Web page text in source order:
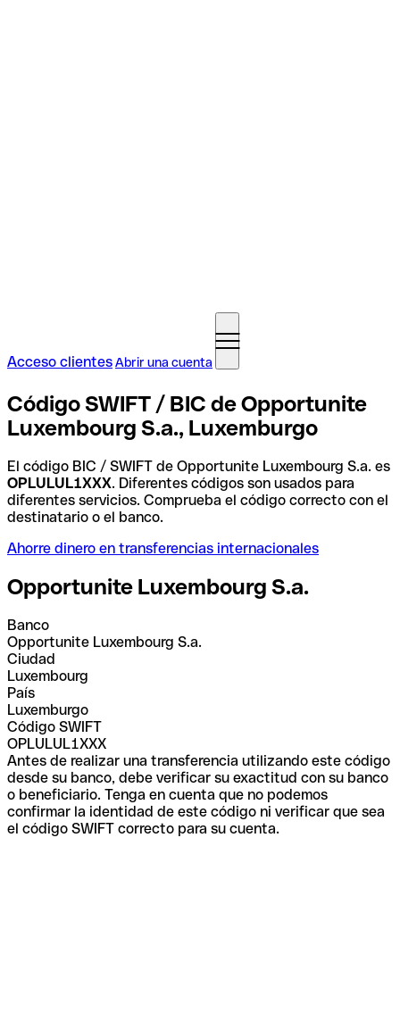
Acceso clientesAbrir una cuenta
Código SWIFT / BIC de Opportunite
Luxembourg S.a., Luxemburgo
El código BIC / SWIFT de Opportunite Luxembourg S.a. es
OPLULUL1XXX. Diferentes códigos son usados para
diferentes servicios. Comprueba el código correcto con el
destinatario o el banco.
Ahorre dinero en transferencias internacionales
Opportunite Luxembourg S.a.
Banco
Opportunite Luxembourg S.a.
Ciudad
Luxembourg
País
Luxemburgo
Código SWIFT
OPLULUL1XXX
Antes de realizar una transferencia utilizando este código
desde su banco, debe verificar su exactitud con su banco
o beneficiario. Tenga en cuenta que no podemos
confirmar la identidad de este código ni verificar que sea
el código SWIFT correcto para su cuenta.